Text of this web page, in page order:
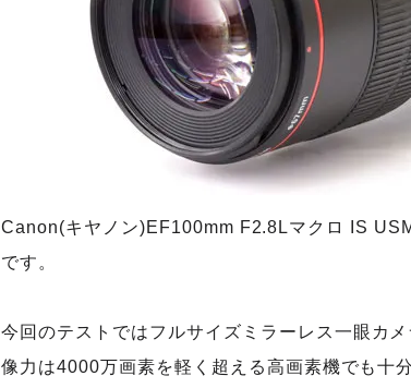
Canon(キヤノン)EF100mm F2.8Lマクロ IS
です。
今回のテストではフルサイズミラーレス一眼カ
像力は4000万画素を軽く超える高画素機でも十